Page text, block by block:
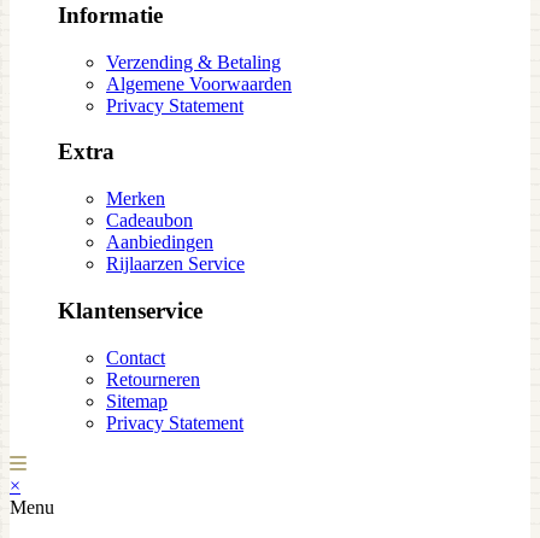
Informatie
Verzending & Betaling
Algemene Voorwaarden
Privacy Statement
Extra
Merken
Cadeaubon
Aanbiedingen
Rijlaarzen Service
Klantenservice
Contact
Retourneren
Sitemap
Privacy Statement
×
Menu